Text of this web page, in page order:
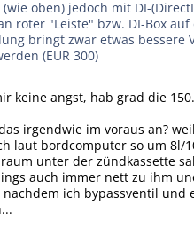
(wie oben) jedoch mit DI-
roter "Leiste" bzw. DI-Box
bringt zwar etwas bessere
(EUR 300)
keine angst, hab grad die
irgendwie im voraus an?
laut bordcomputer so um 8l/
unter der zündkassette
auch immer nett zu ihm
ich bypassventil